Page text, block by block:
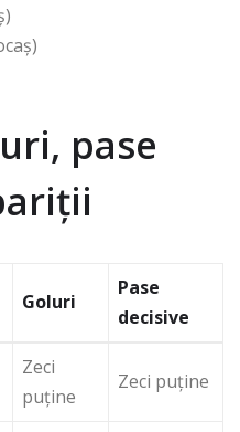
pase
Goluri
Pase
decisive
Zeci
puține
Zeci puține